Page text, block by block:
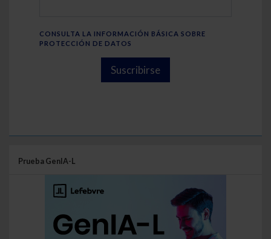
CONSULTA LA INFORMACIÓN BÁSICA SOBRE
PROTECCIÓN DE DATOS
Suscribirse
Prueba GenIA-L